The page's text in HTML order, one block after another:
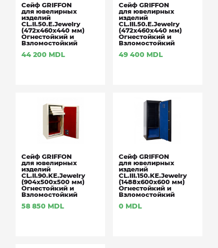
Сейф GRIFFON
для ювелирных
изделий
CL.II.50.Е.Jewelry
(472х460х440 мм)
Огнестойкий и
Взломостойкий
44 200 MDL
Сейф GRIFFON
для ювелирных
изделий
CL.III.50.Е.Jewelry
(472х460х440 мм)
Огнестойкий и
Взломостойкий
49 400 MDL
Сейф GRIFFON
для ювелирных
изделий
CL.II.90.KЕ.Jewelry
(904х500х500 мм)
Огнестойкий и
Взломостойкий
58 850 MDL
Сейф GRIFFON
для ювелирных
изделий
CL.III.150.KЕ.Jewelry
(1488х600х600 мм)
Огнестойкий и
Взломостойкий
0 MDL